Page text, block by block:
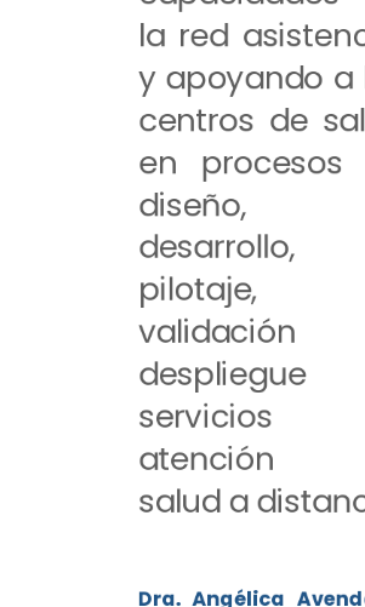
la red
y apoyando a
centros de
en procesos
diseño,
desarrollo,
pilotaje,
despliegue
servicios
atención
salud a
Dra. Angélica